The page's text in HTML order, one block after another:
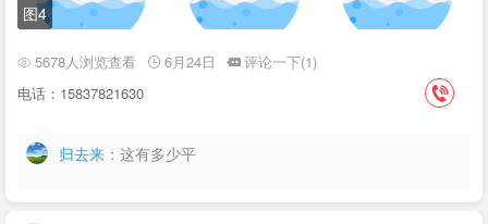
图4
5678人浏览查看 6月24日
评论一下(1)
电话：15837821630
归去来： 这有多少平